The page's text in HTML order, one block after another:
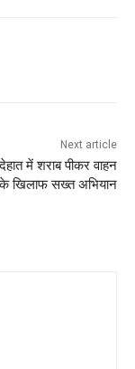
Next article
में शराब पीकर वाहन
के खिलाफ सख्त अभियान